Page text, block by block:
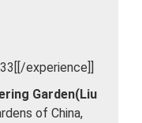
experience]]
Garden(Liu
of China,